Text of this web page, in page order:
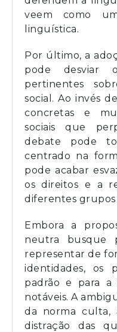
veem como
linguística.
Por último, a
pode desviar
pertinentes
social. Ao invés
concretas e
sociais que
debate pode
centrado na
pode acabar
os direitos e a
diferentes grupos
Embora a
neutra busque
representar de
identidades, os
padrão e para a
notáveis. A
da norma culta,
distração das